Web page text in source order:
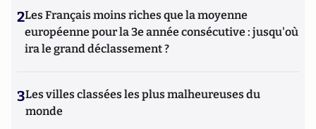
2Les Français moins riches que la moyenne
européenne pour la 3e année consécutive : jusqu'où
ira le grand déclassement ?
3Les villes classées les plus malheureuses du
monde